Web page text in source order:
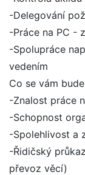
-Delegování
-Práce na PC -
-Spolupráce
vedením
Co se vám
-Znalost práce
-Schopnost
-Spolehlivost a
-Řidičský
převoz věcí)